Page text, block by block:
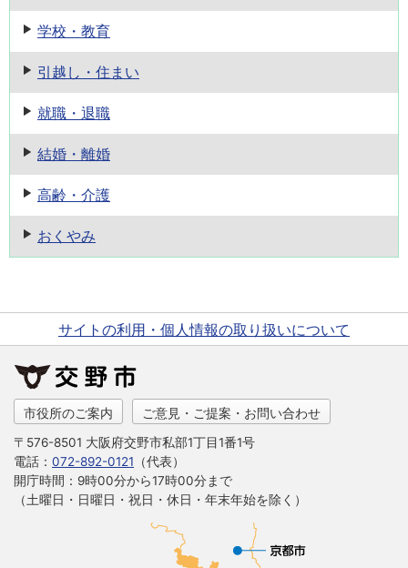
学校・教育
引越し・住まい
就職・退職
結婚・離婚
高齢・介護
おくやみ
サイトの利用・個人情報の取り扱いについて
市役所のご案内 ご意見・ご提案・お問い合わせ
〒576-8501 大阪府交野市私部1丁目1番1号
電話： 072-892-0121 （代表）
開庁時間：9時00分から17時00分まで
（土曜日・日曜日・祝日・休日・年末年始を除く）